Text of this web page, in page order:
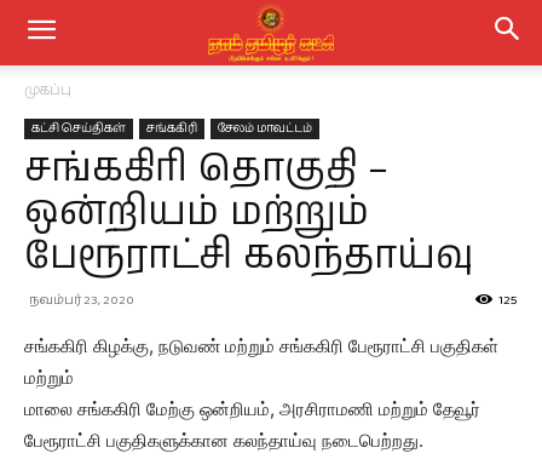
முகப்பு
கட்சி செய்திகள் சங்ககிரி சேலம் மாவட்டம்
சங்ககிரி தொகுதி –
ஒன்றியம் மற்றும்
பேரூராட்சி கலந்தாய்வு
நவம்பர் 23, 2020 125
சங்ககிரி கிழக்கு, நடுவண் மற்றும் சங்ககிரி பேரூராட்சி பகுதிகள்
மற்றும்
மாலை சங்ககிரி மேற்கு ஒன்றியம், அரசிராமணி மற்றும் தேவூர்
பேரூராட்சி பகுதிகளுக்கான கலந்தாய்வு நடைபெற்றது.